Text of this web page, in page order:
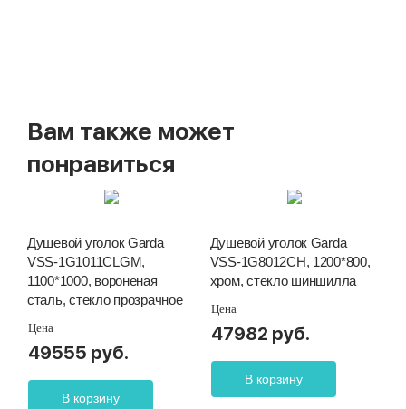
Вам также может
понравиться
Душевой уголок Garda
VSS-1G1011CLGM,
1100*1000, вороненая
сталь, стекло прозрачное
Цена
49555 руб.
В корзину
Душевой уголок Garda
VSS-1G8012CH, 1200*800,
хром, стекло шиншилла
Цена
47982 руб.
В корзину